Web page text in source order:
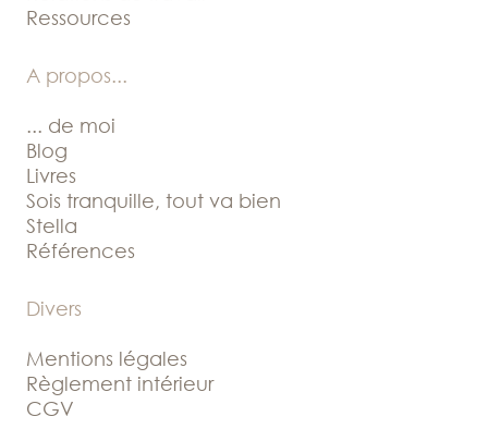
Ressources
A propos...
... de moi
Blog
Livres
Sois tranquille, tout va bien
Stella
Références
Divers
Mentions légales
Règlement intérieur
CGV